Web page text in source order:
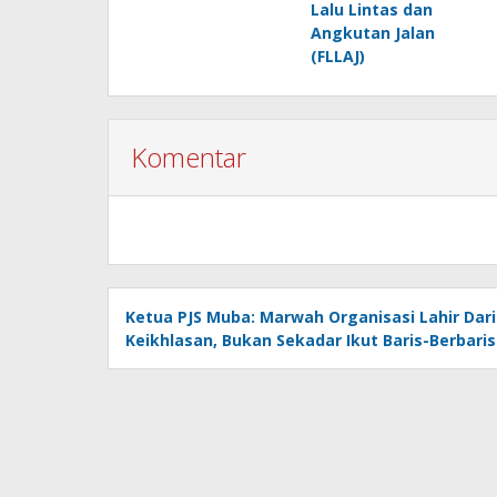
Lalu Lintas dan
Angkutan Jalan
(FLLAJ)
Komentar
Ketua PJS Muba: Marwah Organisasi Lahir Dari
Keikhlasan, Bukan Sekadar Ikut Baris-